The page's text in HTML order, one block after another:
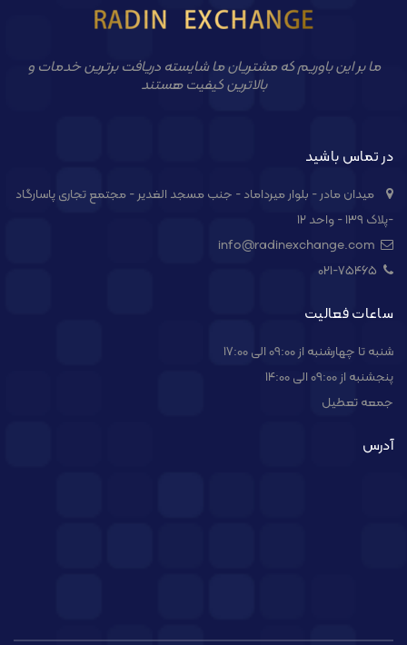
ما بر این باوریم که مشتریان ما شایسته دریافت برترین خدمات و
بالاترین کیفیت هستند
در تماس باشید
میدان مادر - بلوار میرداماد - جنب مسجد الغدیر - مجتمع تجاری پاسارگاد
-پلاک ۱۳۹ - واحد ۱۲
021-۷۵۴۶۵
ساعات فعالیت
شنبه تا چهارشنبه از 09:00 الی 17:00
پنجشنبه از 09:00 الی 14:00
جمعه تعطیل
آدرس